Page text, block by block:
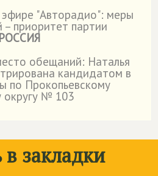
"Авторадио": меры
приоритет партии
обещаний: Наталья
кандидатом в
по Прокопьевскому
№ 103
закладки